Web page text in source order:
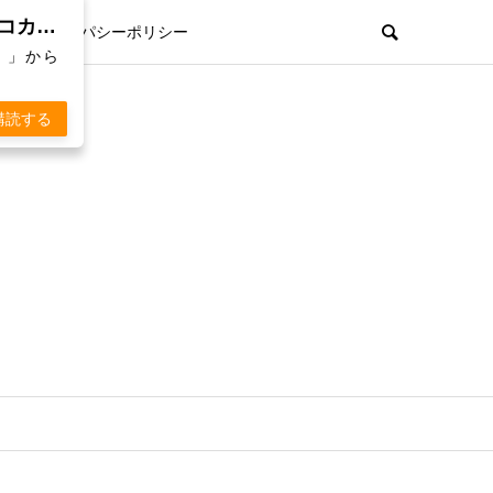
プライパシーポリシー
親孝行欲を刺激するWebマガジン「 KOKARA（コカラ）」から通知を受け取る
」から
読する